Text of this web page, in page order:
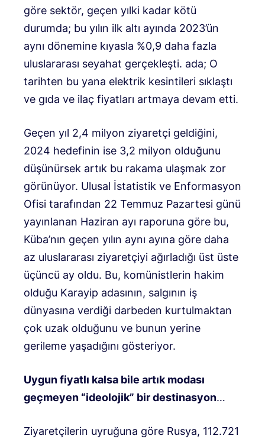
göre sektör, geçen yılki kadar kötü
durumda; bu yılın ilk altı ayında 2023’ün
aynı dönemine kıyasla %0,9 daha fazla
uluslararası seyahat gerçekleşti. ada; O
tarihten bu yana elektrik kesintileri sıklaştı
ve gıda ve ilaç fiyatları artmaya devam etti.
Geçen yıl 2,4 milyon ziyaretçi geldiğini,
2024 hedefinin ise 3,2 milyon olduğunu
düşünürsek artık bu rakama ulaşmak zor
görünüyor. Ulusal İstatistik ve Enformasyon
Ofisi tarafından 22 Temmuz Pazartesi günü
yayınlanan Haziran ayı raporuna göre bu,
Küba’nın geçen yılın aynı ayına göre daha
az uluslararası ziyaretçiyi ağırladığı üst üste
üçüncü ay oldu. Bu, komünistlerin hakim
olduğu Karayip adasının, salgının iş
dünyasına verdiği darbeden kurtulmaktan
çok uzak olduğunu ve bunun yerine
gerileme yaşadığını gösteriyor.
Uygun fiyatlı kalsa bile artık modası
geçmeyen “ideolojik” bir destinasyon…
Ziyaretçilerin uyruğuna göre Rusya, 112.721